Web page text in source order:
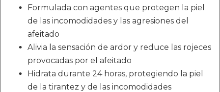
Formulada con agentes que protegen la piel
de las incomodidades y las agresiones del
afeitado
Alivia la sensación de ardor y reduce las rojeces
provocadas por el afeitado
Hidrata durante 24 horas, protegiendo la piel
de la tirantez y de las incomodidades